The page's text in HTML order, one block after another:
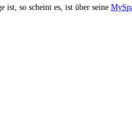
ist, so scheint es, ist über sei­ne